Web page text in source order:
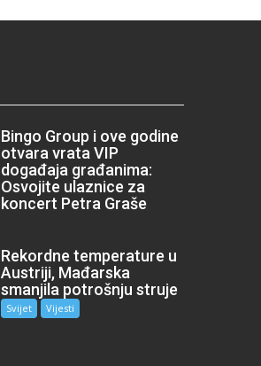
Bingo Group i ove godine
otvara vrata VIP
događaja građanima:
Osvojite ulaznice za
koncert Petra Graše
Rekordne temperature u
Austriji, Mađarska
smanjila potrošnju struje
Svijet Vijesti